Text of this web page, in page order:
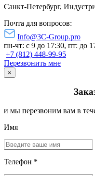
Санкт-Петербург,
Почта для вопросов:
Info@3C-Group.pro
пн-чт: с 9 до 17:30, пт: до
+7 (812) 448-99-95
Перезвонить мне
×
и мы перезвоним вам в
Имя
Телефон *